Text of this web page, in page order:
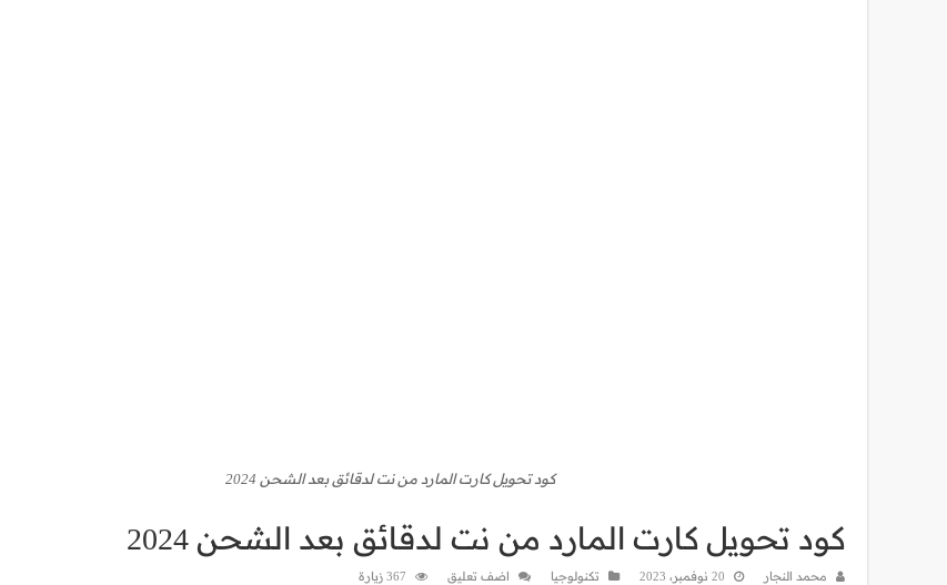
كود تحويل كارت المارد من نت لدقائق بعد الشحن 2024
كود تحويل كارت المارد من نت لدقائق بعد الشحن 2024
محمد النجار 20 نوفمبر، 2023 تكنولوجيا اضف تعليق 367 زيارة